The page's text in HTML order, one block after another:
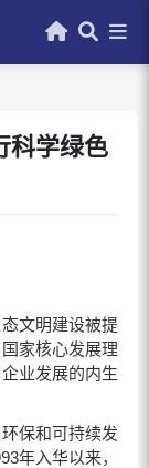
科学绿色
文明建设被提
家核心发展理
业发展的内生
保和可持续发
年入华以来，